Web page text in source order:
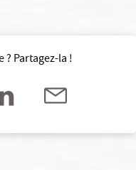
? Partagez-la !